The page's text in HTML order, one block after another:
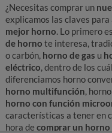
¿Necesitas comprar un
explicamos las claves
mejor horno. Lo primero
de horno te interesa,
o carbón, horno degas u
eléctrico, dentro de los
diferenciamos horno
horno multifunción,
horno con función
características a tener en
hora decomprar un horno